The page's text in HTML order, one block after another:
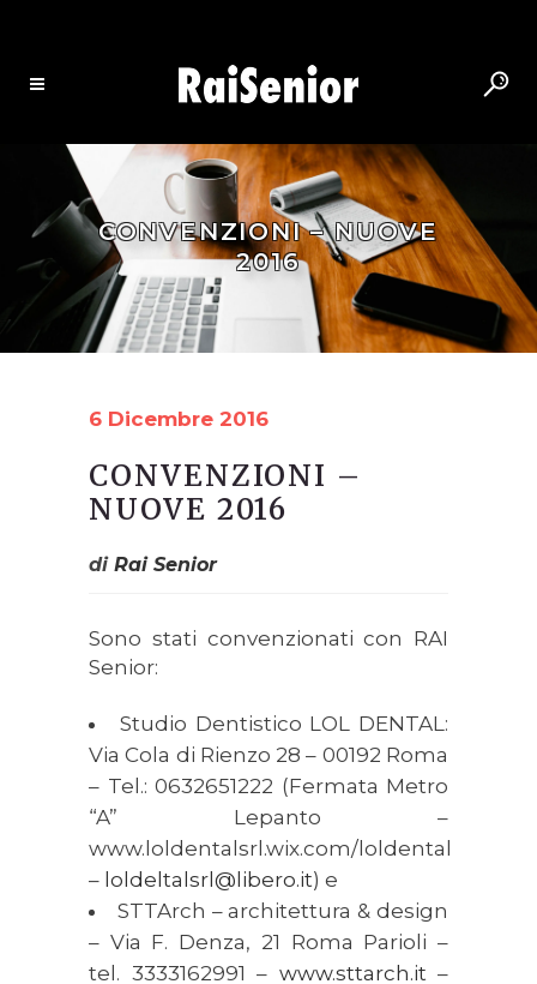
CONVENZIONI – NUOVE
2016
6 Dicembre 2016
CONVENZIONI –
NUOVE 2016
diRai Senior
Sono stati convenzionati con RAI
Senior:
Studio Dentistico LOL DENTAL:
Via Cola di Rienzo 28 – 00192 Roma
– Tel.: 0632651222 (Fermata Metro
“A” Lepanto –
www.loldentalsrl.wix.com/loldental
– loldeltalsrl@libero.it) e
STTArch – architettura & design
– Via F. Denza, 21 Roma Parioli –
tel. 3333162991 – www.sttarch.it –